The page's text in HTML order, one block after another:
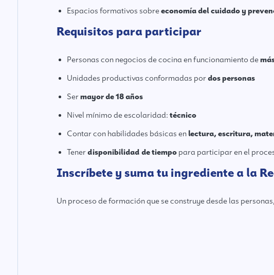
Espacios formativos sobreeconomía del cuidado y
Requisitos para participar
Personas con negocios de cocina en funcionamiento de
Unidades productivas conformadas pordos personas
Sermayor de 18 años
Nivel mínimo de escolaridad: técnico
Contar con habilidades básicas en lectura, escritura,
Tenerdisponibilidad de tiempopara participar en el
Inscríbete y suma tu ingrediente a la
Un proceso de formación que se construye desde las